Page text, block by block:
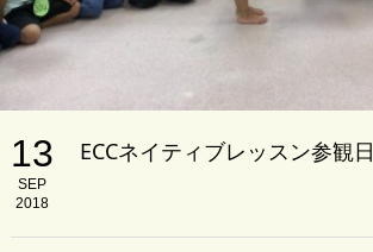
13
SEP
2018
ECCネイティブレッスン参観日